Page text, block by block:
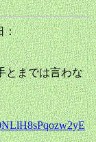
：
とまでは言わな